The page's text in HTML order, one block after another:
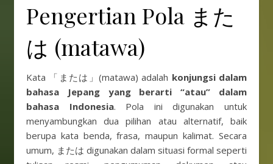
Pengertian Pola また
は (matawa)
Kata 「または」(matawa) adalah konjungsi dalam
bahasa Jepang yang berarti “atau” dalam
bahasa
Indonesia. Pola ini digunakan untuk
menyambungkan dua pilihan atau alternatif, baik
berupa kata benda, frasa, maupun kalimat. Secara
umum, または digunakan dalam situasi formal seperti